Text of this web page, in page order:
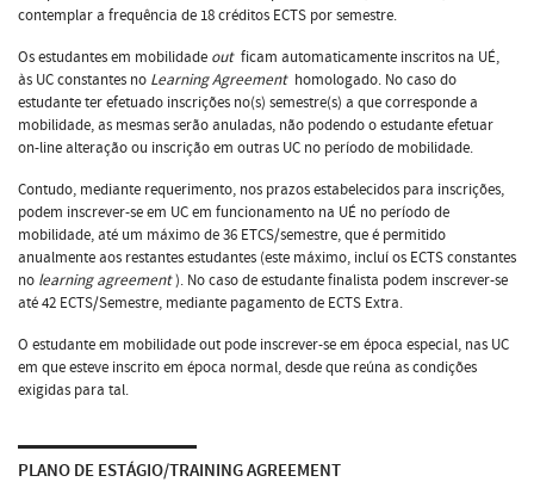
contemplar a frequência de 18 créditos ECTS por semestre.
Os estudantes em mobilidade outficam automaticamente inscritos na UÉ,
às UC constantes no Learning Agreementhomologado. No caso do
estudante ter efetuado inscrições no(s) semestre(s) a que corresponde a
mobilidade, as mesmas serão anuladas, não podendo o estudante efetuar
on-line alteração ou inscrição em outras UC no período de mobilidade.
Contudo, mediante requerimento, nos prazos estabelecidos para inscrições,
podem inscrever-se em UC em funcionamento na UÉ no período de
mobilidade, até um máximo de 36 ETCS/semestre, que é permitido
anualmente aos restantes estudantes (este máximo, incluí os ECTS constantes
no learning agreement). No caso de estudante finalista podem inscrever-se
até 42 ECTS/Semestre, mediante pagamento de ECTS Extra.
O estudante em mobilidade out pode inscrever-se em época especial, nas UC
em que esteve inscrito em época normal, desde que reúna as condições
exigidas para tal.
PLANO DE ESTÁGIO/TRAINING AGREEMENT